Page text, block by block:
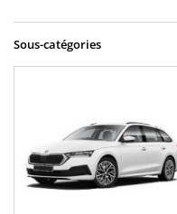
Sous-catégories